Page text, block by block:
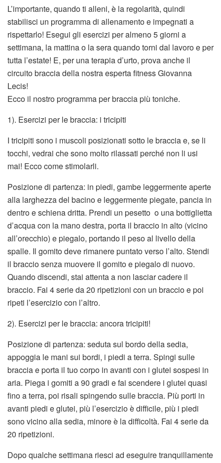
L’importante, quando ti alleni, è la regolarità, quindi
stabilisci un programma di allenamento e impegnati a
rispettarlo! Esegui gli esercizi per almeno 5 giorni a
settimana, la mattina o la sera quando torni dal lavoro e per
tutta l’estate! E, per una terapia d’urto, prova anche il
circuito braccia della nostra esperta fitness Giovanna
Lecis!
Ecco il nostro programma per braccia più toniche.
1). Esercizi per le braccia: i tricipiti
I tricipiti sono i muscoli posizionati sotto le braccia e, se li
tocchi, vedrai che sono molto rilassati perché non li usi
mai! Ecco come stimolarli.
Posizione di partenza: in piedi, gambe leggermente aperte
alla larghezza del bacino e leggermente piegate, pancia in
dentro e schiena dritta. Prendi un pesetto o una bottiglietta
d’acqua con la mano destra, porta il braccio in alto (vicino
all’orecchio) e piegalo, portando il peso al livello della
spalle. Il gomito deve rimanere puntato verso l’alto. Stendi
il braccio senza muovere il gomito e piegalo di nuovo.
Quando discendi, stai attenta a non lasciar cadere il
braccio. Fai 4 serie da 20 ripetizioni con un braccio e poi
ripeti l’esercizio con l’altro.
2). Esercizi per le braccia: ancora tricipiti!
Posizione di partenza: seduta sul bordo della sedia,
appoggia le mani sui bordi, i piedi a terra. Spingi sulle
braccia e porta il tuo corpo in avanti con i glutei sospesi in
aria. Piega i gomiti a 90 gradi e fai scendere i glutei quasi
fino a terra, poi risali spingendo sulle braccia. Più porti in
avanti piedi e glutei, più l’esercizio è difficile, più i piedi
sono vicino alla sedia, minore è la difficoltà. Fai 4 serie da
20 ripetizioni.
Dopo qualche settimana riesci ad eseguire tranquillamente